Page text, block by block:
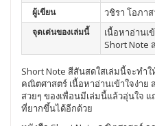
ผู้เขียน วชิรา โอภา
จุดเด่นของเล่มนี้
เนื้อหาอ่านเ
Short Note
Short Note สีสันสดใสเล่มนี้จะทำ
คณิตศาสตร์ เนื้อหาอ่านเข้าใจง่าย
สวยๆ ของเพื่อนมีเล่มนี้แล้วอุ่นใจ
ที่ยากขึ้นได้อีกด้วย